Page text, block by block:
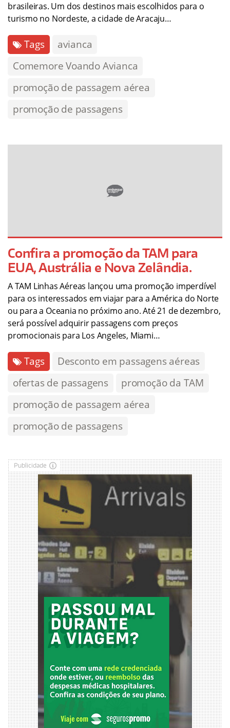
brasileiras. Um dos destinos mais escolhidos para o
turismo no Nordeste, a cidade de Aracaju…
Tags
avianca
Comemore Voando Avianca
promoção de passagem aérea
promoção de passagens
Confira a promoção da TAM para
EUA, Austrália e Nova Zelândia.
A TAM Linhas Aéreas lançou uma promoção imperdível
para os interessados em viajar para a América do Norte
ou para a Oceania no próximo ano. Até 21 de dezembro,
será possível adquirir passagens com preços
promocionais para Los Angeles, Miami…
Tags
Desconto em passagens aéreas
ofertas de passagens
promoção da TAM
promoção de passagem aérea
promoção de passagens
Publicidade